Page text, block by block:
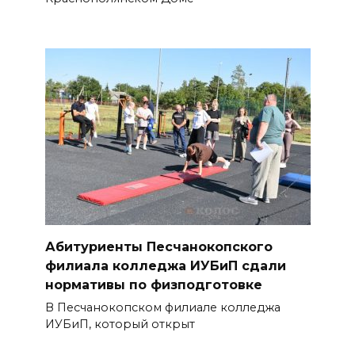
плазменный двигатель и
основные события 5 августа
06 августа 2026 13:33
Теннисистка Любовь
Проненко из Таганрога взяла
золото в парном разряде на
турнире в Германии
06 августа 2026 12:49
На 980‑м км трассы М‑4 «Дон»
пробка сковала движение из-
за двух ДТП
06 августа 2026 12:47
Абитуриенты Песчанокопского
филиала колледжа ИУБиП сдали
нормативы по физподготовке
В Песчанокопском филиале колледжа
ИУБиП, который открыт